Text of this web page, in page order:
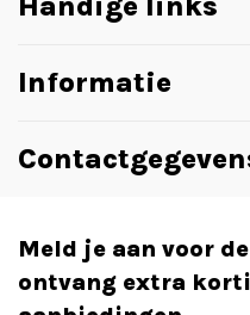
Informatie
Meld je aan voor
ontvang extra